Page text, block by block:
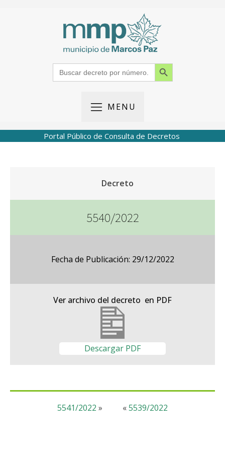
Search
for:
Search Button
MENU
Portal Público de Consulta de Decretos
Decreto
5540/2022
Fecha de Publicación: 29/12/2022
Ver archivo del decreto en PDF
Descargar PDF
«5539/2022
5541/2022 »